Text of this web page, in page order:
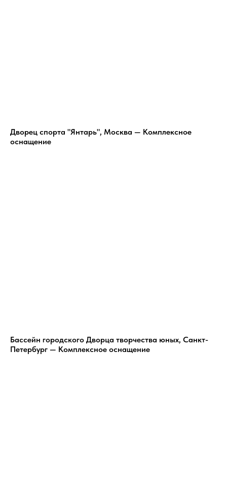
Дворец спорта "Янтарь", Москва — Комплексное
оснащение
Бассейн городского Дворца творчества юных, Санкт-
Петербург — Комплексное оснащение